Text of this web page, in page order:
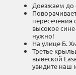
Доезжаем до
пересечения
высокое
нужно!
На улице Б.
Третье
вывеской
увидите наш